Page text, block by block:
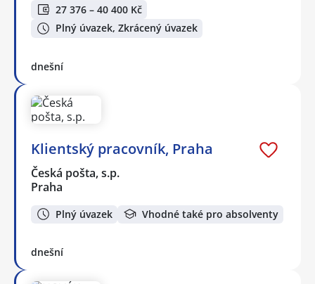
27 376 – 40 400 Kč
Plný úvazek, Zkrácený úvazek
dnešní
Klientský pracovník, Praha
Česká pošta, s.p.
Praha
Plný úvazek Vhodné také pro absolventy
dnešní